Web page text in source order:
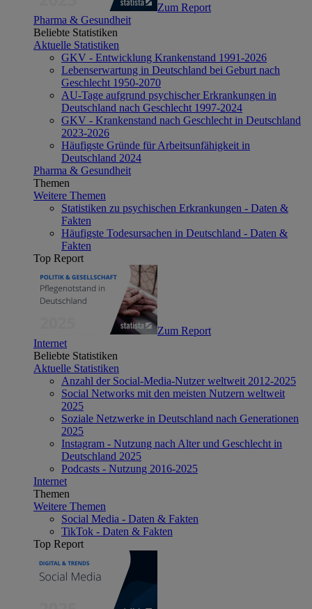
Zum Report
Pharma & Gesundheit
Beliebte Statistiken
Aktuelle Statistiken
GKV - Entwicklung Krankenstand 1991-2026
Lebenserwartung in Deutschland bei Geburt nach
Geschlecht 1950-2070
AU-Tage aufgrund psychischer Erkrankungen in
Deutschland nach Geschlecht 1997-2024
GKV - Krankenstand nach Geschlecht in Deutschland
2023-2026
Häufigste Gründe für Arbeitsunfähigkeit in
Deutschland 2024
Pharma & Gesundheit
Themen
Weitere Themen
Statistiken zu psychischen Erkrankungen - Daten &
Fakten
Häufigste Todesursachen in Deutschland - Daten &
Fakten
Top Report
Zum Report
Internet
Beliebte Statistiken
Aktuelle Statistiken
Anzahl der Social-Media-Nutzer weltweit 2012-2025
Social Networks mit den meisten Nutzern weltweit
2025
Soziale Netzwerke in Deutschland nach Generationen
2025
Instagram - Nutzung nach Alter und Geschlecht in
Deutschland 2025
Podcasts - Nutzung 2016-2025
Internet
Themen
Weitere Themen
Social Media - Daten & Fakten
TikTok - Daten & Fakten
Top Report